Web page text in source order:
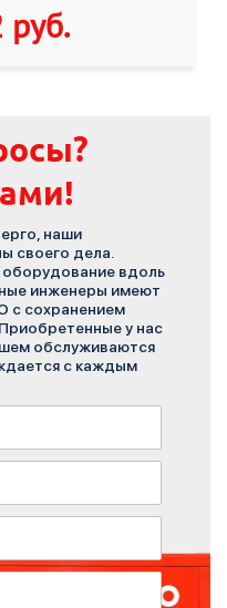
руб.
наши
своего дела.
вдоль
инженеры имеют
с сохранением
у нас
обслуживаются
с каждым